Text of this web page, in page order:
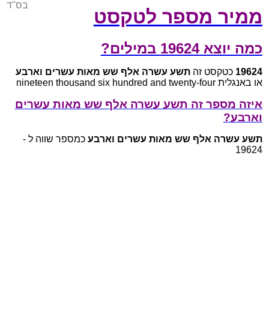
ממיר מספר לטקסט
בס"ד
כמה יוצא 19624 במילים?
19624 כטקסט זהתשע עשרה אלף שש מאות עשרים וארבע
או באנגלית nineteen thousand six hundred and twenty-four
איזה מספר זה תשע עשרה אלף שש מאות עשרים
וארבע?
תשע עשרה אלף שש מאות עשרים וארבע כמספר שווה ל -
19624